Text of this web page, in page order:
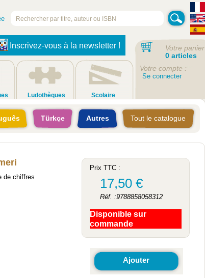
Inscrivez-vous à la newsletter !
Ludothèques Scolaire
Votre panier
0 articles
Votre compte :
Se connecter
Türkçe Autres Tout le catalogue
de chiffres
Prix TTC :
17,50 €
Réf. :9788858058312
Disponible sur
commande
Ajouter